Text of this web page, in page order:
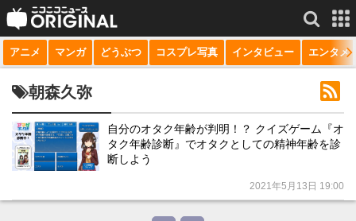
サービス一覧 もっと見る
niconico
動画
生放送
アニメ マンガ どうぶつ コスプレ写真 インタビュー エンタメ
朝森久弥
自分のオタク年齢が判明！？ クイズゲーム『オ
タク年齢診断』でオタクとしての精神年齢を診
断しよう
2021年5月13日 19:00